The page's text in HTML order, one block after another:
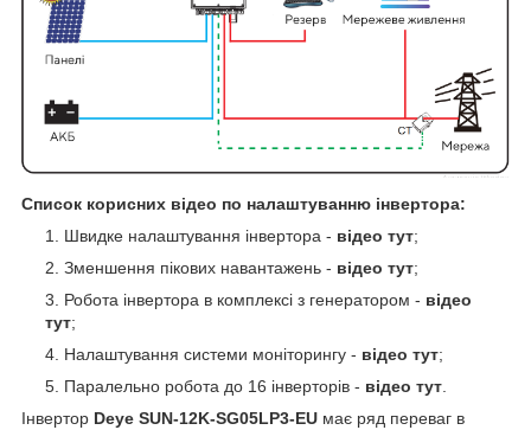
Список корисних відео по налаштуванню інвертора:
Швидке налаштування інвертора - відео тут;
Зменшення пікових навантажень - відео тут;
Робота інвертора в комплексі з генератором - відео
тут;
Налаштування системи моніторингу - відео тут;
Паралельно робота до 16 інверторів - відео тут.
Інвертор Deye SUN-12K-SG05LP3-EU має ряд переваг в